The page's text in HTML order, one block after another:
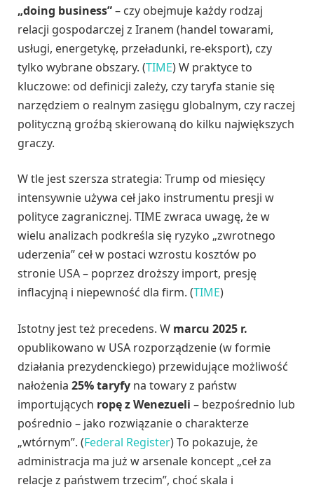
„doing business”– czy obejmuje każdy rodzaj
relacji gospodarczej z Iranem (handel towarami,
usługi, energetykę, przeładunki, re-eksport), czy
tylko wybrane obszary. (TIME) W praktyce to
kluczowe: od definicji zależy, czy taryfa stanie się
narzędziem o realnym zasięgu globalnym, czy raczej
polityczną groźbą skierowaną do kilku największych
graczy.
W tle jest szersza strategia: Trump od miesięcy
intensywnie używa ceł jako instrumentu presji w
polityce zagranicznej. TIME zwraca uwagę, że w
wielu analizach podkreśla się ryzyko „zwrotnego
uderzenia” ceł w postaci wzrostu kosztów po
stronie USA – poprzez droższy import, presję
inflacyjną i niepewność dla firm. (TIME)
Istotny jest też precedens. W marcu 2025 r.
opublikowano w USA rozporządzenie (w formie
działania prezydenckiego) przewidujące możliwość
nałożenia 25% taryfy na towary z państw
importujących ropę z Wenezueli – bezpośrednio lub
pośrednio – jako rozwiązanie o charakterze
„wtórnym”. (Federal Register) To pokazuje, że
administracja ma już w arsenale koncept „ceł za
relacje z państwem trzecim”, choć skala i